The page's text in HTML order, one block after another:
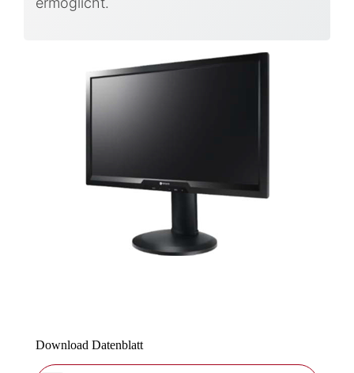
Download Datenblatt